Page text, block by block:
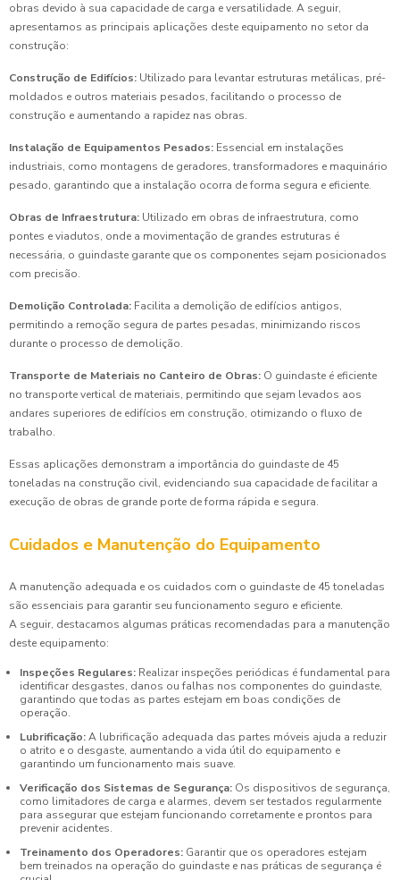
obras devido à sua capacidade de carga e versatilidade. A seguir,
apresentamos as principais aplicações deste equipamento no setor da
construção:
Construção de Edifícios: Utilizado para levantar estruturas metálicas, pré-
moldados e outros materiais pesados, facilitando o processo de
construção e aumentando a rapidez nas obras.
Instalação de Equipamentos Pesados: Essencial em instalações
industriais, como montagens de geradores, transformadores e maquinário
pesado, garantindo que a instalação ocorra de forma segura e eficiente.
Obras de Infraestrutura: Utilizado em obras de infraestrutura, como
pontes e viadutos, onde a movimentação de grandes estruturas é
necessária, o guindaste garante que os componentes sejam posicionados
com precisão.
Demolição Controlada: Facilita a demolição de edifícios antigos,
permitindo a remoção segura de partes pesadas, minimizando riscos
durante o processo de demolição.
Transporte de Materiais no Canteiro de Obras: O guindaste é eficiente
no transporte vertical de materiais, permitindo que sejam levados aos
andares superiores de edifícios em construção, otimizando o fluxo de
trabalho.
Essas aplicações demonstram a importância do guindaste de 45
toneladas na construção civil, evidenciando sua capacidade de facilitar a
execução de obras de grande porte de forma rápida e segura.
Cuidados e Manutenção do Equipamento
A manutenção adequada e os cuidados com o guindaste de 45 toneladas
são essenciais para garantir seu funcionamento seguro e eficiente.
A seguir, destacamos algumas práticas recomendadas para a manutenção
deste equipamento:
Inspeções Regulares: Realizar inspeções periódicas é fundamental para
identificar desgastes, danos ou falhas nos componentes do guindaste,
garantindo que todas as partes estejam em boas condições de
operação.
Lubrificação:A lubrificação adequada das partes móveis ajuda a reduzir
o atrito e o desgaste, aumentando a vida útil do equipamento e
garantindo um funcionamento mais suave.
Verificação dos Sistemas de Segurança: Os dispositivos de segurança,
como limitadores de carga e alarmes, devem ser testados regularmente
para assegurar que estejam funcionando corretamente e prontos para
prevenir acidentes.
Treinamento dos Operadores: Garantir que os operadores estejam
bem treinados na operação do guindaste e nas práticas de segurança é